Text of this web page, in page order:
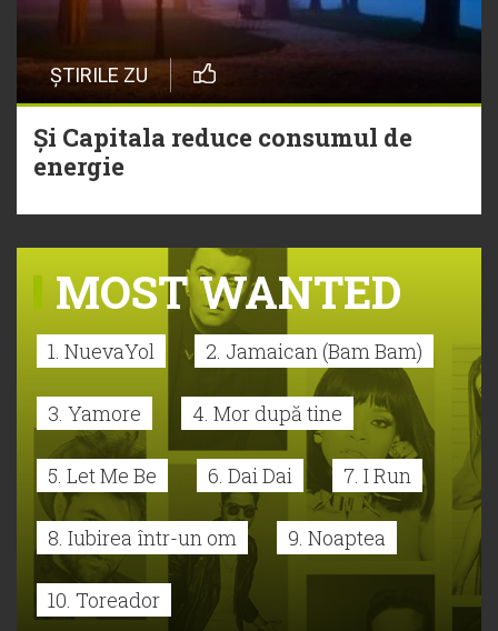
ȘTIRILE ZU
Și Capitala reduce consumul de
energie
MOST WANTED
1. NuevaYol 2. Jamaican (Bam Bam)
3. Yamore 4. Mor după tine
5. Let Me Be 6. Dai Dai 7. I Run
8. Iubirea într-un om 9. Noaptea
10. Toreador